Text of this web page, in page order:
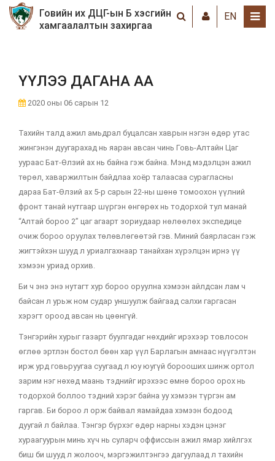
Говийн их ДЦГ-ын Б хэсгийн
хамгаалалтын захиргаа
EN
ҮҮЛЭЭ ДАГАНА АА
2020 оны 06 сарын 12
Тахийн талд ажил амьдрал буцалсан хаврын нэгэн өдөр утас
жингэнэн дуугарахад нь яаран авсан чинь Говь-Алтайн Цаг
уураас Бат-Өлзий ах нь байна гэж байна. Мэнд мэдэлцэн ажил
төрөл, хаваржилтын байдлаа хоёр талаасаа сурагласны
дараа Бат-Өлзий ах 5-р сарын 22-ны шөнө томоохон үүлний
фронт танай нутгаар шүргэн өнгөрөх нь тодорхой тул манай
“Алтай бороо 2” цаг агаарт зориудаар нөлөөлөх экспедице
очиж бороо оруулах төлөвлөгөөтэй гэв. Миний баярласан гэж
жигтэйхэн шууд л уриалгахнаар танайхан хүрэлцэн ирнэ үү
хэмээн уриад орхив.
Би ч энэ энэ нутагт хур бороо оруулна хэмээн айлдсан лам ч
байсан л урьж ном судар уншуулж байгаад салхи гаргасан
хэрэгт ороод авсан нь цөөнгүй.
Тэнгэрийн хурыг газарт буулгадаг нөхдийг ирэхээр товлосон
өглөө эртлэн бостол бөөн хар үүл Барлагын амнаас нүүгэлтэн
ирж урд говьруугаа суугаад л юу юугүй борооших шинж ортол
зарим нэг нөхөд маань тэднийг ирэхээс өмнө бороо орох нь
тодорхой боллоо тэдний хэрэг байна уу хэмээн түргэн ам
гаргав. Би бороо л орж байвал яамайдаа хэмээн бодоод
дуугай л байлаа. Тэнгэр бүрхэг өдөр нарны хэдэн цэнэг
хураагуурын минь хүч нь суларч оффиссын ажил ямар хийлгэх
биш би шууд л жолооч, мэргэжилтэнгээ дагуулаад л тахийн